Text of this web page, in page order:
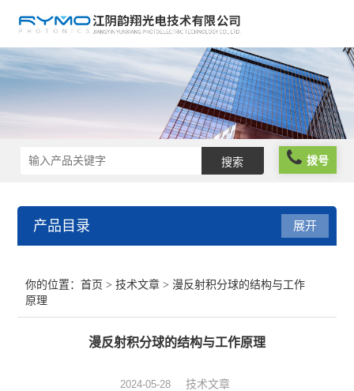
拨号
产品目录
光学元件
展开
你的位置：首页 >技术文章 > 漫反射积分球的结构与工作
原理
漫反射积分球的结构与工作原理
2024-05-28 技术文章